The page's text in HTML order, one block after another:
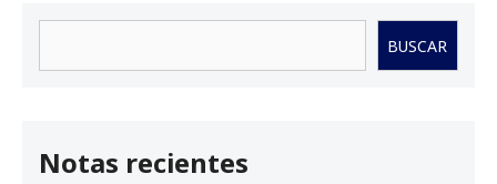
BUSCAR
Notas recientes